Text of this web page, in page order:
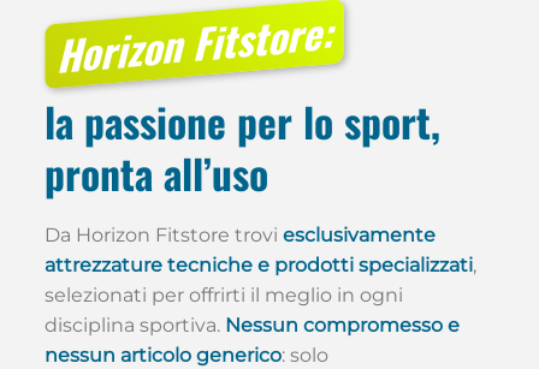
Horizon Fitstore:
la passione per lo sport,
pronta all’uso
Da Horizon Fitstore troviesclusivamente
attrezzature tecniche e prodotti specializzati,
selezionati per offrirti il meglio in ogni
disciplina sportiva. Nessun compromesso e
nessun articolo generico: solo